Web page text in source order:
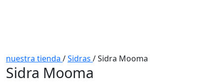
nuestra tienda /Sidras /Sidra Mooma
Sidra Mooma